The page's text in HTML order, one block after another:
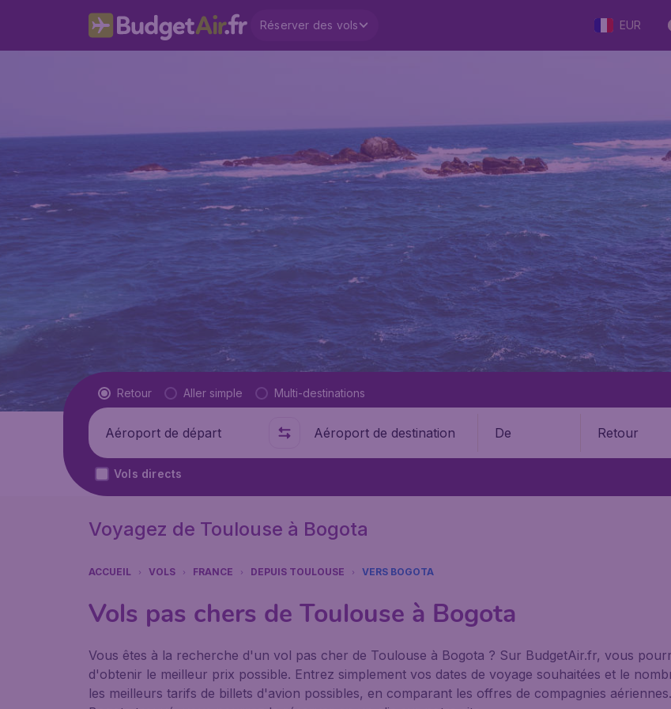
Réserver des vols EUR
Type de vol
Retour Aller simple Multi-destinations
Départ de Où De Retour
Vols directs
Voyagez de Toulouse à Bogota
ACCUEIL VOLS FRANCE DEPUIS TOULOUSE VERS BOGOTA
Vols pas chers de Toulouse à Bogota
Vous êtes à la recherche d'un vol pas cher de Toulouse à Bogota ? Sur BudgetAir.fr, vous
d'obtenir le meilleur prix possible. Entrez simplement vos dates de voyage souhaitées et le
les meilleurs tarifs de billets d'avion possibles, en comparant les offres de compagnies